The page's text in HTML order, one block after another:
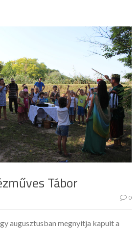
Tábor
0
augusztusban megnyitja kapuit a